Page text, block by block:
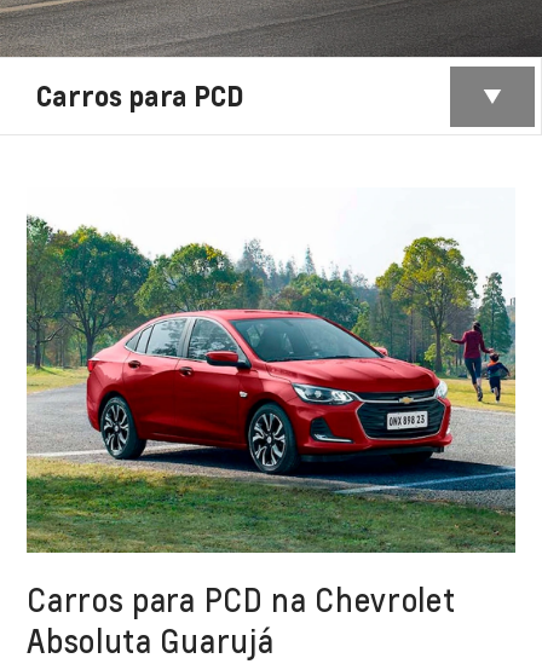
Carros para PCD
Carros para PCD na Chevrolet
Absoluta Guarujá